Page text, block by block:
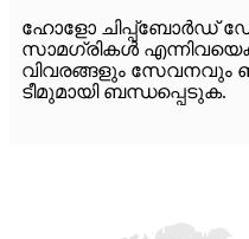
ഹോളോ ചിപ്പ്ബോർഡ്
സാമഗ്രികൾ
വിവരങ്ങളും
ടീമുമായി ബന്ധപ്പെടുക.